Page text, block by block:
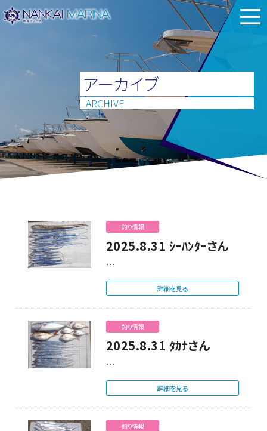
アーカイブ
ARCHIVE
釣り情報
2025.8.31 ｼｰﾊﾝﾀｰさん
…
詳細を見る
釣り情報
2025.8.31 ﾀｶﾅさん
…
詳細を見る
釣り情報